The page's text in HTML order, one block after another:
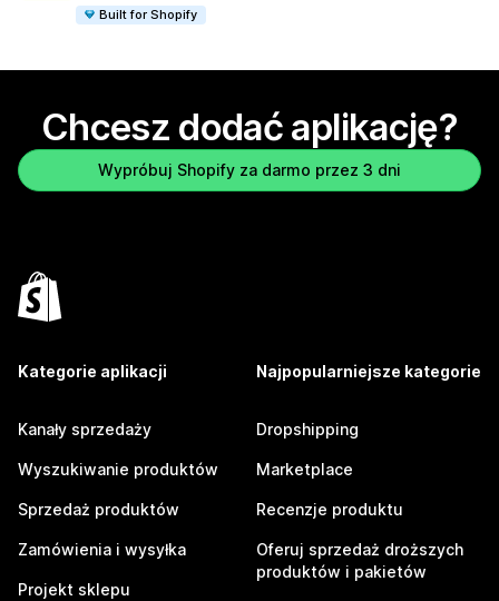
Built for Shopify
Chcesz dodać aplikację?
Wypróbuj Shopify za darmo przez 3 dni
Kategorie aplikacji
Kanały sprzedaży
Wyszukiwanie produktów
Sprzedaż produktów
Zamówienia i wysyłka
Projekt sklepu
Najpopularniejsze kategorie
Dropshipping
Marketplace
Recenzje produktu
Oferuj sprzedaż droższych
produktów i pakietów